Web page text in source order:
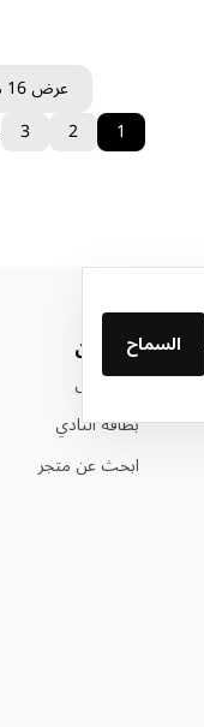
عرض 16 منتجاً إضافياً
1
2
3
السماحمن نحن
عن ليتوال
بطاقة النادي
ابحث عن متجر